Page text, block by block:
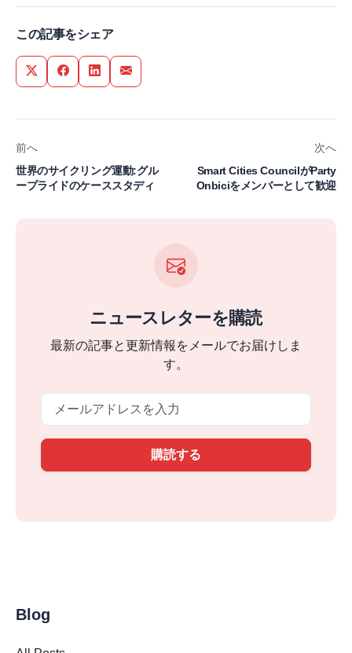
この記事をシェア
Share on Twitter
Share on Facebook
Share on LinkedIn
Share via Email
前へ
世界のサイクリング運動:グル
ープライドのケーススタディ
次へ
Smart Cities CouncilがParty
Onbiciをメンバーとして歓迎
ニュースレターを購読
最新の記事と更新情報をメールでお届けしま
す。
購読する
Blog